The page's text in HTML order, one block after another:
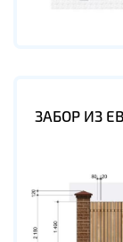
ЗАБОР ИЗ